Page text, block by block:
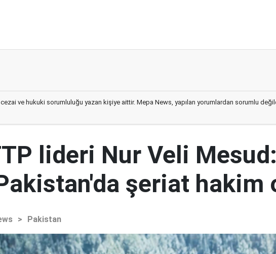
cezai ve hukuki sorumluluğu yazan kişiye aittir. Mepa News, yapılan yorumlardan sorumlu
lideri Nur Veli Mesud:
şeriat hakim
> Pakistan